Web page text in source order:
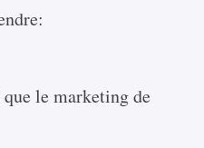
le marketing de